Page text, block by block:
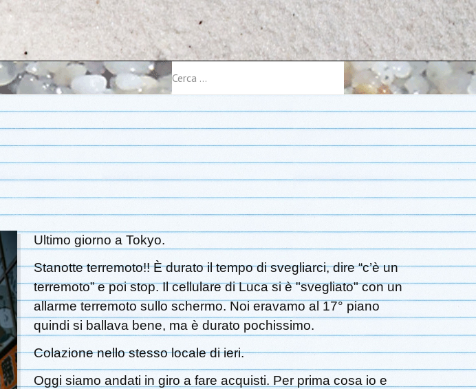
Ultimo giorno a Tokyo.
Stanotte terremoto!! È durato il tempo di svegliarci, dire “c’è un
terremoto” e poi stop. Il cellulare di Luca si è "svegliato" con un
allarme terremoto sullo schermo. Noi eravamo al 17° piano
quindi si ballava bene, ma è durato pochissimo.
Colazione nello stesso locale di ieri.
Oggi siamo andati in giro a fare acquisti. Per prima cosa io e